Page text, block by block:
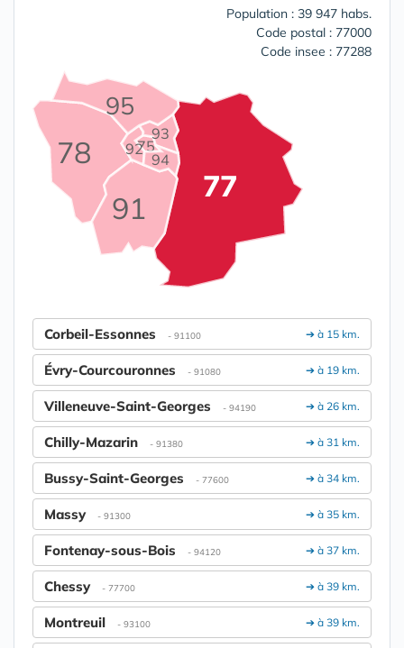
Population : 39 947 habs.
Code postal : 77000
Code insee : 77288
75
77
78
91
92
93
94
95
➔ à 15 km.
Corbeil-Essonnes - 91100
➔ à 19 km.
Évry-Courcouronnes - 91080
➔ à 26 km.
Villeneuve-Saint-Georges - 94190
➔ à 31 km.
Chilly-Mazarin - 91380
➔ à 34 km.
Bussy-Saint-Georges - 77600
➔ à 35 km.
Massy - 91300
➔ à 37 km.
Fontenay-sous-Bois - 94120
➔ à 39 km.
Chessy - 77700
➔ à 39 km.
Montreuil - 93100